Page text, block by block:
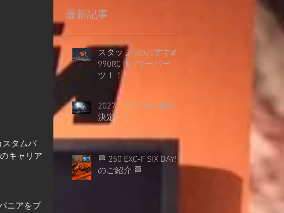
スタムパ
キャリア
ニアをプ
最新記事
スタッフSのおすすめ
990RC Rパワーパー
ツ！！
2027 790DUKE発売
決定！！
🏁 250 EXC-F SIX DAYS
のご紹介 🏁